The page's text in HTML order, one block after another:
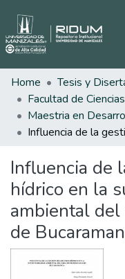
Home
Tesis y
Influencia de
hídrico en la
ambiental
de